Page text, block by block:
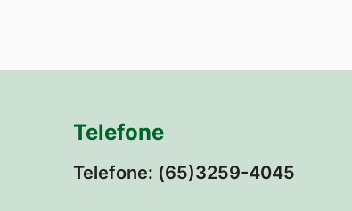
Telefone
Telefone: (65)3259-4045